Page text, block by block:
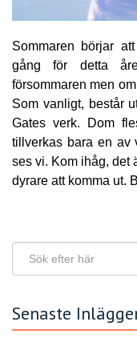
Sommaren börjar
gång för detta
försommaren men
Som vanligt, består
Gates verk. Dom
tillverkas bara en av
ses vi. Kom ihåg, det
dyrare att komma ut.
Senaste